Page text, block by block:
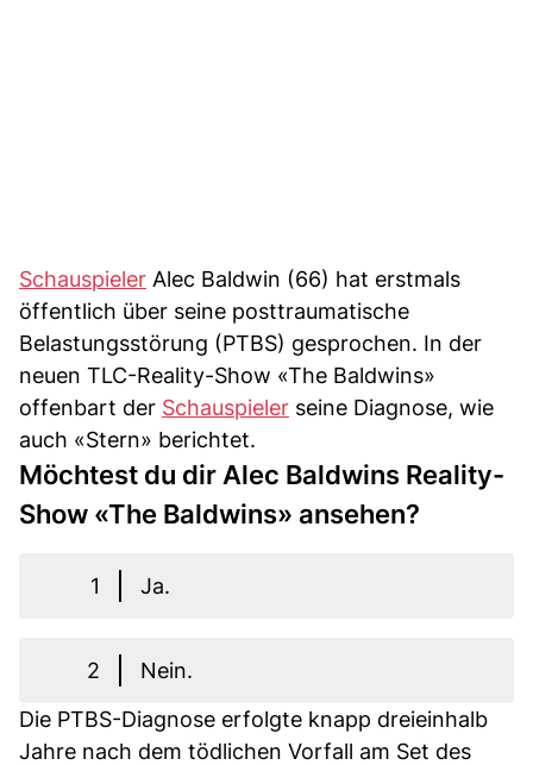
Schauspieler Alec Baldwin (66) hat erstmals
öffentlich über seine posttraumatische
Belastungsstörung (PTBS) gesprochen. In der
neuen TLC-Reality-Show «The Baldwins»
offenbart der Schauspieler seine Diagnose, wie
auch «Stern» berichtet.
Möchtest du dir Alec Baldwins Reality-
Show «The Baldwins» ansehen?
1 Ja.
2
Nein.
Die PTBS-Diagnose erfolgte knapp dreieinhalb
Jahre nach dem tödlichen Vorfall am Set des